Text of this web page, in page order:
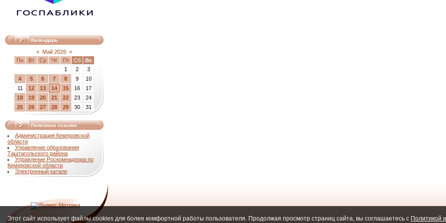
Календарь
« Май 2026 »
Пн
Вт Ср Чт Пт Сб
Вс
1
2
3
4
5 6 7 8 9
10
11
12 13 14 15 16
17
18
19 20 21 22 23
24
25
26 27 28 29 30 31
Полезные ссылки
Администрация Кемеровской
области
Управление образования
Таштагольского района
Управление Роскомнадзора по
Кемеровской области
Электронный катало
Этот сайт использует файлы cookies для более комфортной работы пользователя. Продолжая просмотр страниц сайта, вы соглашаетесь с Политикой